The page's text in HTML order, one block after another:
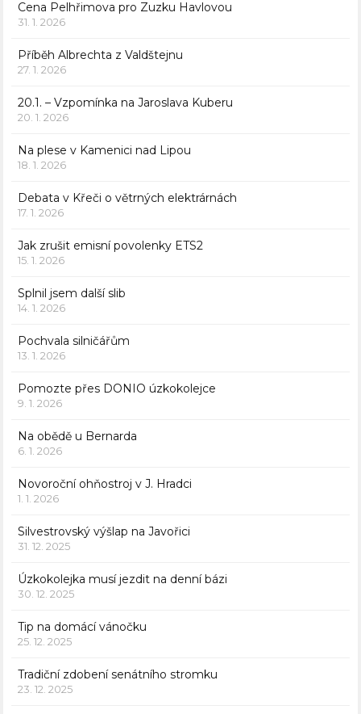
Cena Pelhřimova pro Zuzku Havlovou
31. 1. 2026
Příběh Albrechta z Valdštejnu
27. 1. 2026
20.1. – Vzpomínka na Jaroslava Kuberu
20. 1. 2026
Na plese v Kamenici nad Lipou
18. 1. 2026
Debata v Křeči o větrných elektrárnách
17. 1. 2026
Jak zrušit emisní povolenky ETS2
15. 1. 2026
Splnil jsem další slib
14. 1. 2026
Pochvala silničářům
13. 1. 2026
Pomozte přes DONIO úzkokolejce
9. 1. 2026
Na obědě u Bernarda
6. 1. 2026
Novoroční ohňostroj v J. Hradci
1. 1. 2026
Silvestrovský výšlap na Javořici
31. 12. 2025
Úzkokolejka musí jezdit na denní bázi
30. 12. 2025
Tip na domácí vánočku
25. 12. 2025
Tradiční zdobení senátního stromku
23. 12. 2025